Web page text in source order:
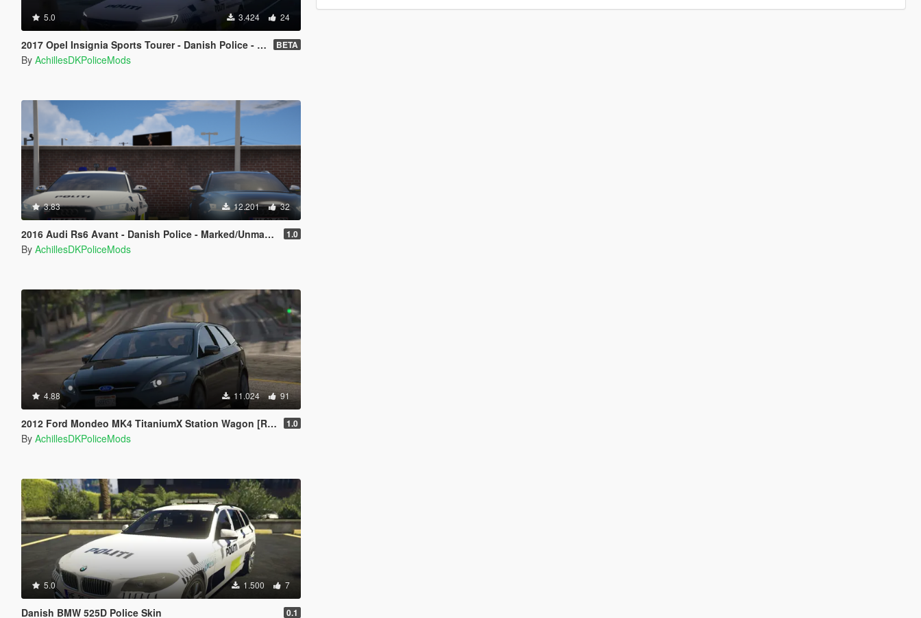
5.0 3.424 24
2017 Opel Insignia Sports Tourer - Danish Police - ELS - [REPLACE] BETA
By AchillesDKPoliceMods
3.83 12.201 32
2016 Audi Rs6 Avant - Danish Police - Marked/Unmarked - (Replace) 1.0
By AchillesDKPoliceMods
4.88 11.024 91
2012 Ford Mondeo MK4 TitaniumX Station Wagon [Replace] 1.0
By AchillesDKPoliceMods
5.0 1.500 7
Danish BMW 525D Police Skin 0.1